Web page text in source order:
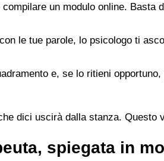
un modulo online.
le tue parole, lo psicologo ti
e, se lo ritieni
dici uscirà dalla stanza. Questo
spiegata in